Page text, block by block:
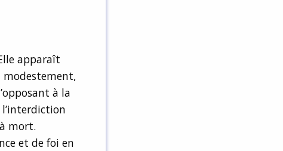
apparaît
modestement,
à la
l’interdiction
mort.
et de foi en